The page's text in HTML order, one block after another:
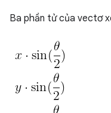
Ba phần tử của vectơ